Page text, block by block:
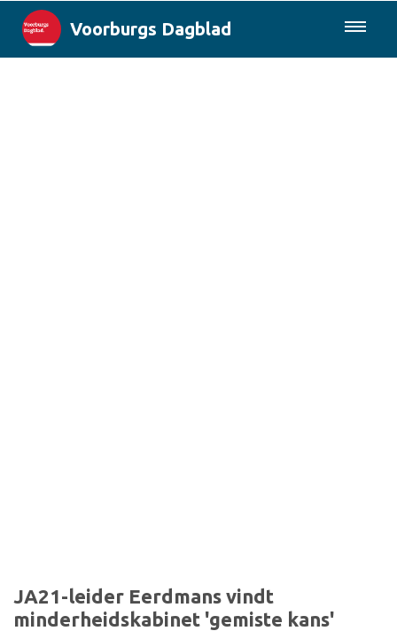
Voorburgs Dagblad
JA21-leider Eerdmans vindt
minderheidskabinet 'gemiste kans'